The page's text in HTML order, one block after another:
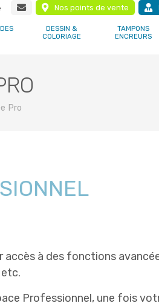
Nos points de vente
DESSIN &
COLORIAGE
TAMPONS
ENCREURS
Pro
accès à des fonctions
Professionnel, une fois